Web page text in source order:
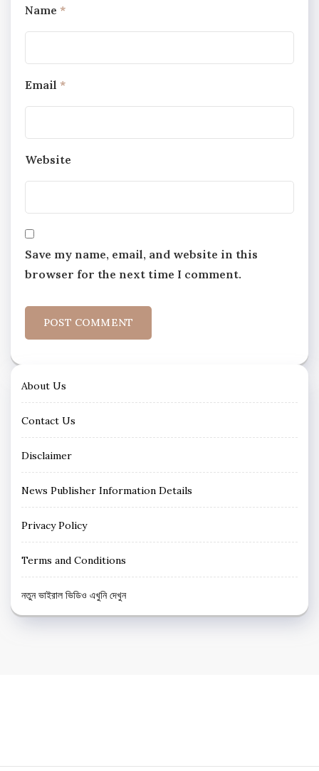
Name *
Email *
Website
Save my name, email, and website in this
browser for the next time I comment.
About Us
Contact Us
Disclaimer
News Publisher Information Details
Privacy Policy
Terms and Conditions
নতুন ভাইরাল ভিডিও এখুনি দেখুন